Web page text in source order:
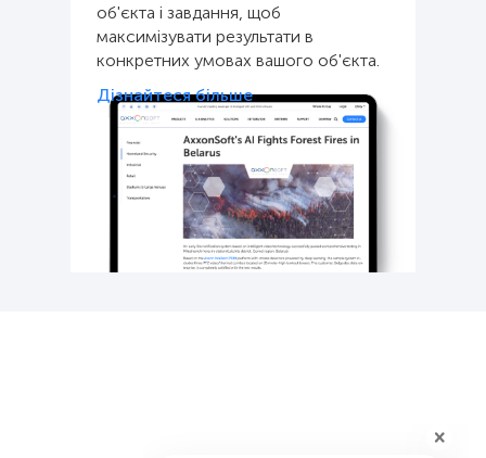
об'єкта і завдання, щоб
максимізувати результати в
конкретних умовах вашого об'єкта.
Дізнайтеся більше